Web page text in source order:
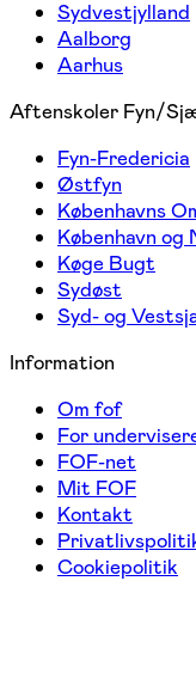
Sydvestjylland
Aalborg
Aarhus
Aftenskoler Fyn/
Fyn-Fredericia
Østfyn
Københavns
København
Køge Bugt
Sydøst
Syd- og
Information
Om fof
For
FOF-net
Mit FOF
Kontakt
Cookiepolitik